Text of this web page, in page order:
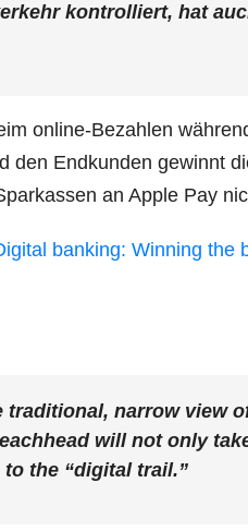
kon­trol­liert, hat
online-Bezah­len
den End­kun­den gewinnt
an Apple Pay
ban­king: Win­ning the
nar­row view
will not only
the “digi­tal trail.”